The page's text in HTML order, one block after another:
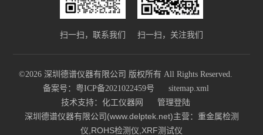
扫一扫，联系我们 扫一扫，关注我们
©2026 深圳德谱仪器有限公司 版权所有 All Rights Reserved.
备案号：粤ICP备2021022459号
sitemap.xml
技术支持： 化工仪器网 管理登陆
深圳德谱仪器有限公司(www.delptek.net)主营：重金属检测
仪,ROHS检测仪,XRF测试仪